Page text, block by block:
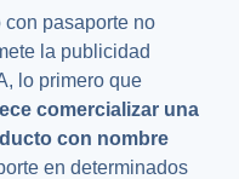
pasaporte no
la publicidad
lo primero que
comercializar una
con nombre
en determinados